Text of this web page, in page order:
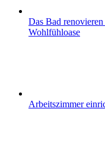
Das Bad
Wohlfühloase
Arbeitszimmer